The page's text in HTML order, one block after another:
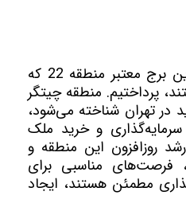
در این مقاله به بررسی چندین برج‌ معتبر منطقه 22 که
پرداختیم. منطقه چیتگر
در تهران شناخته می‌شود،
سرمایه‌گذاری و خرید ملک
روزافزون این منطقه و
فرصت‌های مناسبی برای
مطمئن هستند، ایجاد